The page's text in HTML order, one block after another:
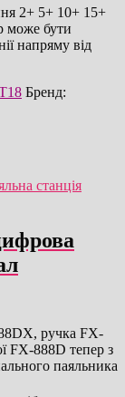
2+ 5+ 10+ 15+
може бути
напряму від
Бренд:
ручка FX-
FX-888D тепер з
паяльника